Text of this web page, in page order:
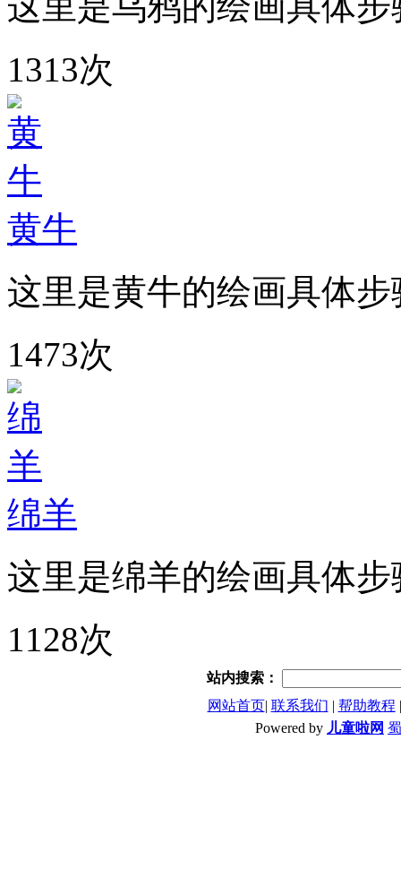
1313次
黄牛
这里是黄牛的绘画具体
1473次
绵羊
这里是绵羊的绘画具体
1128次
站内搜索：
网站首页| 联系我们 | 帮助教程
Powered by 儿童啦网